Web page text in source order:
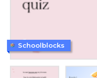
Schoolblocks